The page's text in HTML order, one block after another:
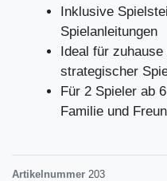
Inklusive
Spielanleitungen
Ideal für
strategischer
Für 2 Spieler ab
Familie und
Artikelnummer 203